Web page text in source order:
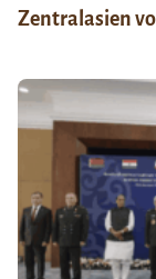
Zentralasien